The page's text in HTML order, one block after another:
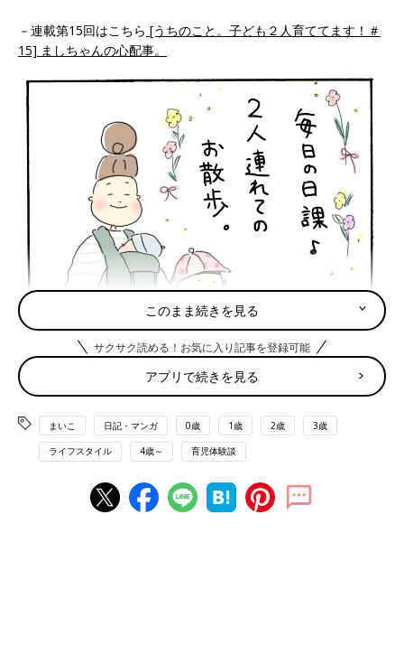
－連載第15回はこちら [うちのこと。子ども２人育ててます！＃
15] ましちゃんの心配事。
このまま続きを見る
サクサク読める！お気に入り記事を登録可能
アプリで続きを見る
まいこ 日記・マンガ 0歳 1歳 2歳 3歳
ライフスタイル 4歳～ 育児体験談